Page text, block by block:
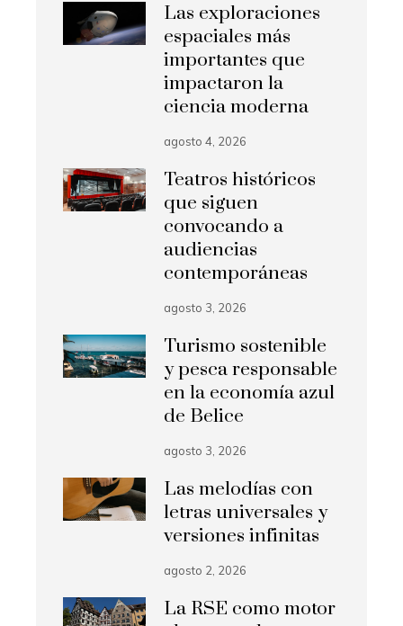
Las exploraciones
espaciales más
importantes que
impactaron la
ciencia moderna
agosto 4, 2026
Teatros históricos
que siguen
convocando a
audiencias
contemporáneas
agosto 3, 2026
Turismo sostenible
y pesca responsable
en la economía azul
de Belice
agosto 3, 2026
Las melodías con
letras universales y
versiones infinitas
agosto 2, 2026
La RSE como motor